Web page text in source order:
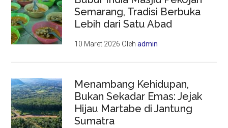
Semarang, Tradisi Berbuka
Lebih dari Satu Abad
10 Maret 2026 Olehadmin
Menambang Kehidupan,
Bukan Sekadar Emas: Jejak
Hijau Martabe di Jantung
Sumatra